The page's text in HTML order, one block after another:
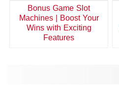
Bonus Game Slot
Machines | Boost Your
Wins with Exciting
Features